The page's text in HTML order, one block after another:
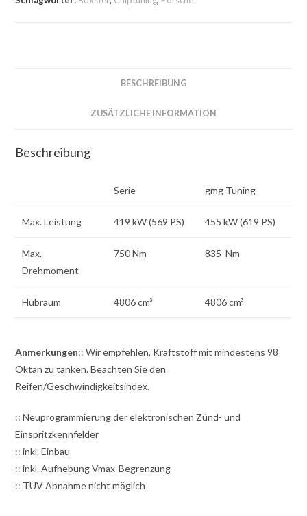
BESCHREIBUNG
ZUSÄTZLICHE INFORMATION
Beschreibung
Serie gmg Tuning
Max. Leistung 419 kW (569 PS) 455 kW (619 PS)
Max.
Drehmoment
750 Nm 835 Nm
Hubraum 4806 cm³ 4806 cm³
Anmerkungen:: Wir empfehlen, Kraftstoff mit mindestens 98
Oktan zu tanken. Beachten Sie den
Reifen/Geschwindigkeitsindex.
:: Neuprogrammierung der elektronischen Zünd- und
Einspritzkennfelder
:: inkl. Einbau
:: inkl. Aufhebung Vmax-Begrenzung
:: TÜV Abnahme nicht möglich